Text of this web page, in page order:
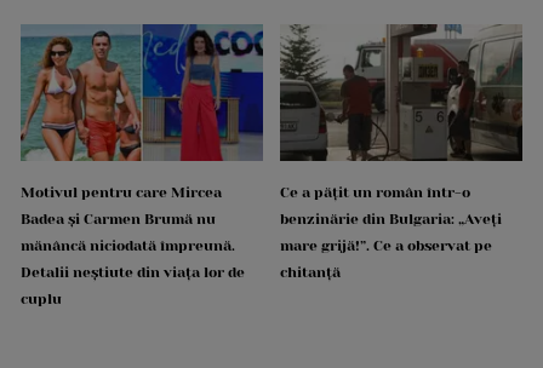
Motivul pentru care Mircea
Badea și Carmen Brumă nu
mănâncă niciodată împreună.
Detalii neștiute din viața lor de
cuplu
Ce a pățit un român într-o
benzinărie din Bulgaria: „Aveți
mare grijă!”. Ce a observat pe
chitanță